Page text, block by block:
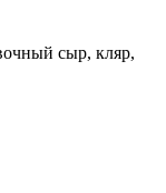
сыр, кляр,